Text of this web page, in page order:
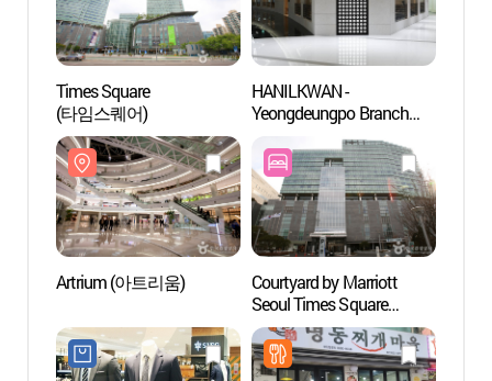
Times Square
(타임스퀘어)
HANILKWAN -
Yeongdeungpo Branch
(한일관 영등포)
Artrium (아트리움)
Courtyard by Marriott
Seoul Times Square
(코트야드 바이 메리어트
서울타임스퀘어)